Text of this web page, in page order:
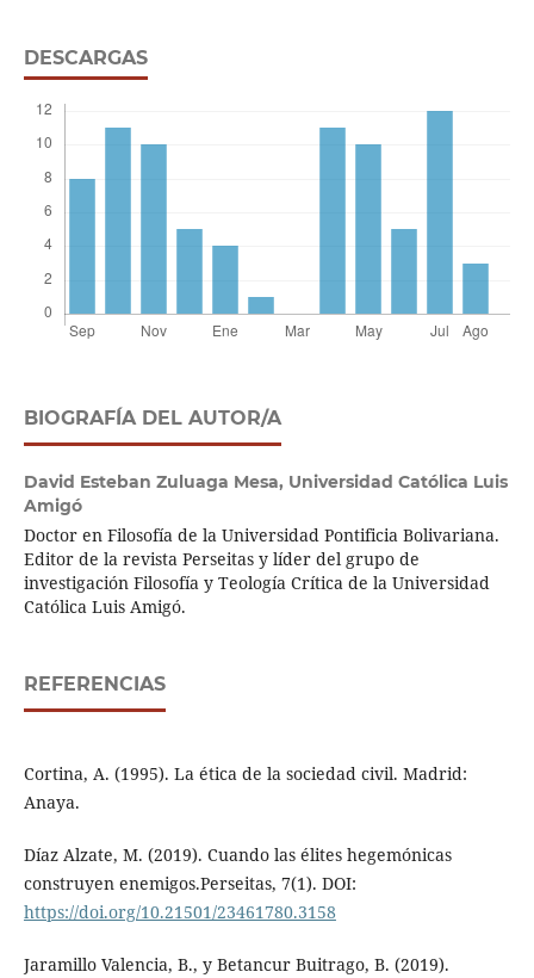
DESCARGAS
BIOGRAFÍA DEL AUTOR/A
David Esteban Zuluaga Mesa, Universidad Católica Luis
Amigó
Doctor en Filosofía de la Universidad Pontificia Bolivariana.
Editor de la revista Perseitas y líder del grupo de
investigación Filosofía y Teología Crítica de la Universidad
Católica Luis Amigó.
REFERENCIAS
Cortina, A. (1995). La ética de la sociedad civil. Madrid:
Anaya.
Díaz Alzate, M. (2019). Cuando las élites hegemónicas
construyen enemigos.Perseitas, 7(1). DOI:
https://doi.org/10.21501/23461780.3158
Jaramillo Valencia, B., y Betancur Buitrago, B. (2019).